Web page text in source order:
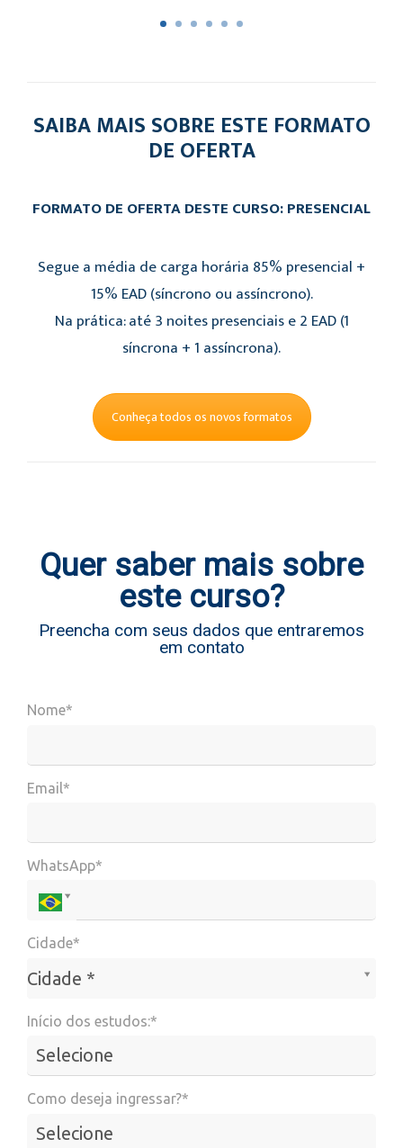
SAIBA MAIS SOBRE ESTE FORMATO
DE OFERTA
FORMATO DE OFERTA DESTE CURSO: PRESENCIAL
Segue a média de carga horária 85% presencial +
15% EAD (síncrono ou assíncrono).
Na prática: até 3 noites presenciais e 2 EAD (1
síncrona + 1 assíncrona).
Conheça todos os novos formatos
Quer saber mais sobre
este curso?
Preencha com seus dados que entraremos
em contato
Nome*
Email*
WhatsApp*
Cidade*
Cidade *
Cidade*
Início dos estudos:*
Como deseja ingressar?*